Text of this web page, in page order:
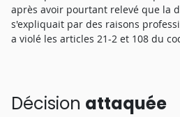
après avoir pourtant relevé que la
s'expliquait par des raisons
a violé les articles 21-2 et 108 du
Décision attaquée